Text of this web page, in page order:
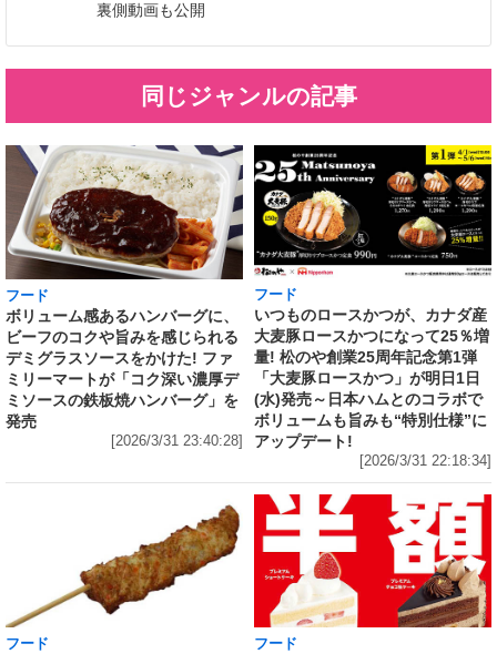
裏側動画も公開
同じジャンルの記事
フード
ボリューム感あるハンバーグに、
ビーフのコクや旨みを感じられる
デミグラスソースをかけた! ファ
ミリーマートが「コク深い濃厚デ
ミソースの鉄板焼ハンバーグ」を
発売
[2026/3/31 23:40:28]
フード
いつものロースかつが、カナダ産
大麦豚ロースかつになって25％増
量! 松のや創業25周年記念第1弾
「大麦豚ロースかつ」が明日1日
(水)発売～日本ハムとのコラボで
ボリュームも旨みも“特別仕様”に
アップデート!
[2026/3/31 22:18:34]
フード フード